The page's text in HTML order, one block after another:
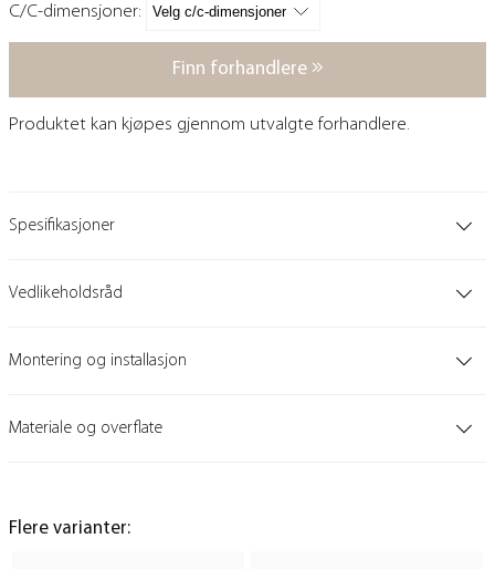
C/C-dimensjoner:
Finn forhandlere
Produktet kan kjøpes gjennom utvalgte forhandlere.
Spesifikasjoner
Vedlikeholdsråd
Montering og installasjon
Materiale og overflate
Flere varianter: